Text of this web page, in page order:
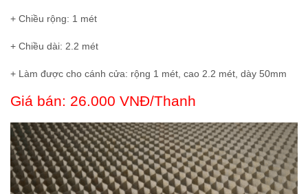
+ Chiều rộng: 1 mét
+ Chiều dài: 2.2 mét
+ Làm được cho cánh cửa: rộng 1 mét, cao 2.2 mét, dày 50mm
Giá bán: 26.000 VNĐ/Thanh